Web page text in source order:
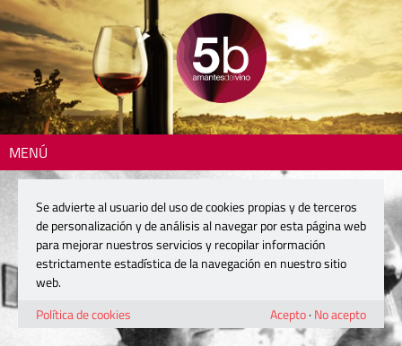
MENÚ
Se advierte al usuario del uso de cookies propias y de terceros
de personalización y de análisis al navegar por esta página web
para mejorar nuestros servicios y recopilar información
estrictamente estadística de la navegación en nuestro sitio
web.
Política de cookies
Acepto· No acepto